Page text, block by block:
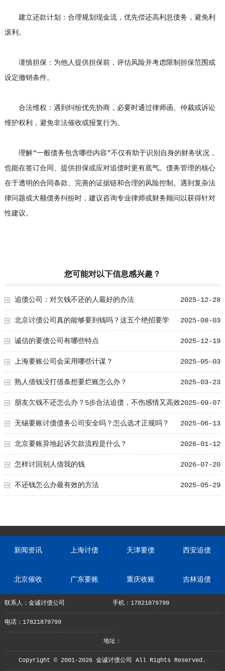
建立还款计划：合理规划现金流，优先偿还高利息债务，避免利
滚利。
谨慎担保：为他人提供担保前，评估风险并考虑限制担保范围或
设定撤销条件。
合法维权：遇到纠纷优先协商，必要时通过律师函、仲裁或诉讼
维护权利，避免非法催收或报复行为。
理解“一般债务包含哪些内容”不仅有助于识别自身的财务状况，
也能在签订合同、提供担保或应对追债时更有底气。债务管理的核心
在于透明的合同条款、完善的证据链和合理的风险控制。遇到复杂法
律问题或大额债务纠纷时，建议咨询专业律师或财务顾问以获得针对
性建议。
您可能对以下信息感兴趣？
2025-12-28
追债公司：对欠钱不还的人最好的办法
2025-08-03
北京讨债公司真的能够要到钱吗？这五个绝招要学
会！ 2025-12-19
诚信的要债公司有哪些特点
2025-05-03
上海要账公司会采用哪些计谋？
2025-03-23
熟人借钱没打借条想要烂账怎么办？
2025-09-07
朋友欠钱不还怎么办？5步合法追债，不伤感情又高效
2025-06-13
无锡要账讨债债务公司安全吗？怎么选才正规吗？
2026-01-12
北京要账异地起诉欠款流程是什么？
2026-07-20
怎样讨回别人借我的钱
2025-05-29
不还钱怎么办最有效的方法
新闻资讯 上海讨债 天津要债 西安追债
北京催收 广东要账 重庆收账 吉林追债
联系人：金诚讨债公司 手机：17821879799
电话：17821879799
地址：
Copyright © 2001-2026 金诚讨债公司 All Rights Reserved.